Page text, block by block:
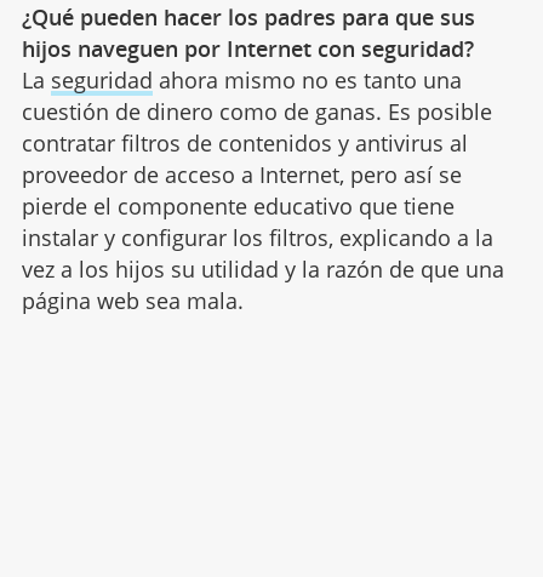
¿Qué pueden hacer los padres para que sus
hijos naveguen por Internet con seguridad?
La seguridad ahora mismo no es tanto una
cuestión de dinero como de ganas. Es posible
contratar filtros de contenidos y antivirus al
proveedor de acceso a Internet, pero así se
pierde el componente educativo que tiene
instalar y configurar los filtros, explicando a la
vez a los hijos su utilidad y la razón de que una
página web sea mala.